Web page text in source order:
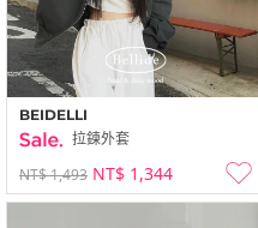
BEIDELLI
拉鍊外套
NT$ 1,493 NT$ 1,344